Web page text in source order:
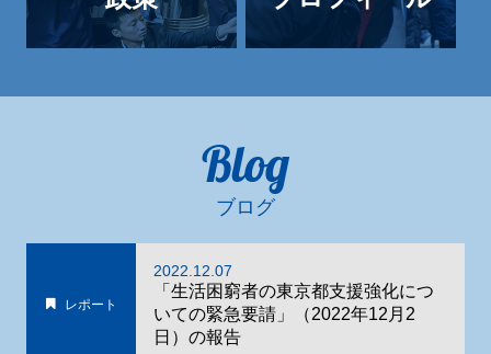
Blog
ブログ
レポート
2022.12.07
「生活困窮者の東京都支援強化につ
いての緊急要請」（2022年12月2
日）の報告